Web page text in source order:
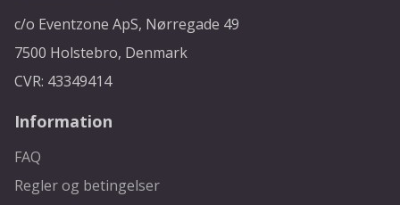
c/o Eventzone ApS, Nørregade 49
7500 Holstebro, Denmark
CVR: 43349414
Information
FAQ
Regler og betingelser